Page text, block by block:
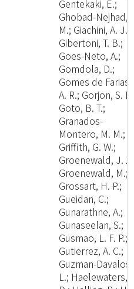
Gentekaki, E.;
Ghobad-Nejhad,
M.; Giachini, A. J.;
Gibertoni, T. B.;
Goes-Neto, A.;
Gomdola, D.;
Gomes de Farias,
A. R.; Gorjon, S.
Goto, B. T.;
Granados-
Montero, M. M.;
Griffith, G. W.;
Groenewald, J.
Groenewald, M.;
Grossart, H. P.;
Gueidan, C.;
Gunarathne, A.;
Gunaseelan, S.;
Gusmao, L. F. P.;
Gutierrez, A. C.;
Guzman-Davalos,
L.; Haelewaters,